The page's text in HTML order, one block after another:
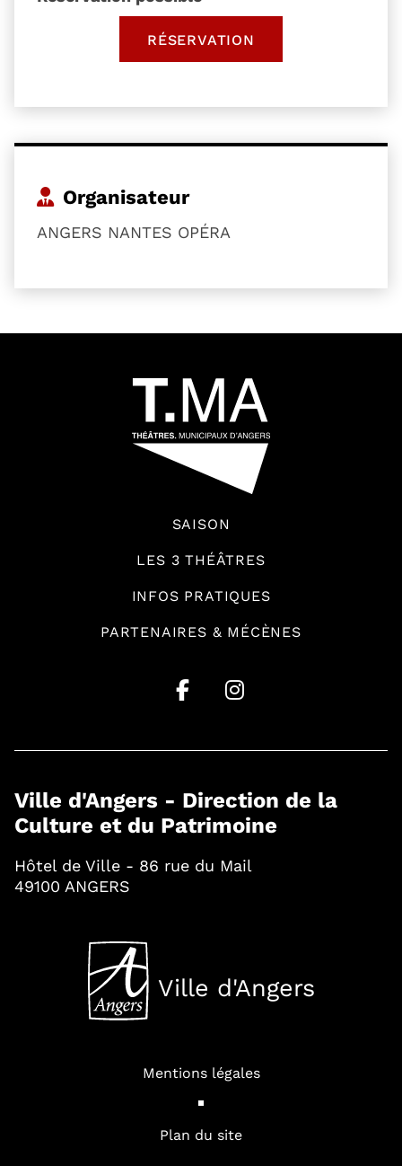
RÉSERVATION, OUVRE UNE NOUVELLE
Organisateur
ANGERS NANTES OPÉRA
SAISON
LES 3 THÉÂTRES
INFOS PRATIQUES
PARTENAIRES & MÉCÈNES
Ville d'Angers - Direction de la
Culture et du Patrimoine
Hôtel de Ville - 86 rue du Mail
49100 ANGERS
Ville d'Angers
, Ouvre une nouvelle
Mentions légales
Plan du site